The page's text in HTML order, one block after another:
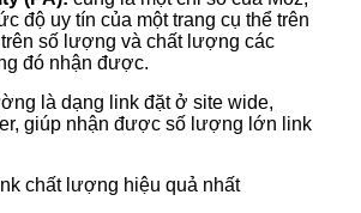
độ uy tín của một trang cụ thể trên
số lượng và chất lượng các
đó nhận được.
là dạng link đặt ở site wide,
giúp nhận được số lượng lớn link
chất lượng hiệu quả nhất